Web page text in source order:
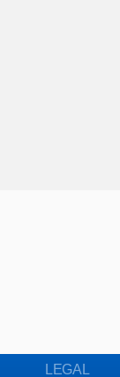
LEGAL